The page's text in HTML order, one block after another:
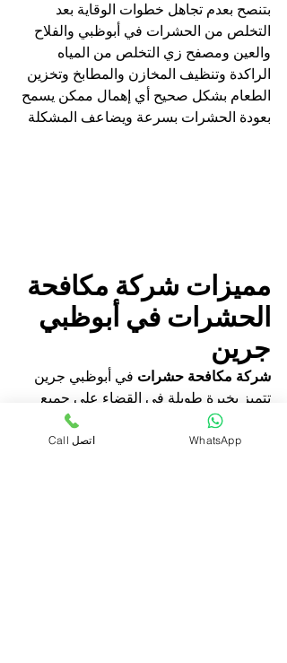
بتنصح بعدم تجاهل خطوات الوقاية بعد
التخلص من الحشرات في أبوظبي والفلاح
والعين ومصفح زي التخلص من المياه
الراكدة وتنظيف المخازن والمطابخ وتخزين
الطعام بشكل صحيح أي إهمال ممكن يسمح
بعودة الحشرات بسرعة ويضاعف المشكلة
مميزات شركة مكافحة
الحشرات في أبوظبي
جرين
شركة مكافحة حشرات في أبوظبي جرين
تتميز بخبرة طويلة في القضاء على جميع
أنواع الحشرات والقوارض في أبوظبي
والفلاح توفر الشركة فرق مدربة على أعلى
Call اتصل WhatsApp